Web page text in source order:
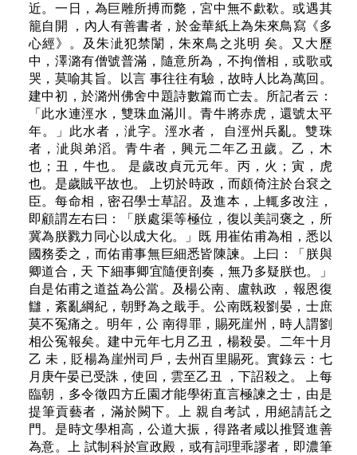
近。一日，為巨雕所搏而斃，宮中無不歔欷。或遇其
籠自開 ，內人有善書者，於金華紙上為朱來鳥寫《多
心經》。及朱泚犯禁闈，朱來鳥之兆明 矣。又大歷
中，澤潞有僧號普滿，隨意所為，不拘僧相，或歌或
哭，莫喻其旨。以言 事往往有驗，故時人比為萬回。
建中初，於潞州佛舍中題詩數篇而亡去。所記者云：
「此水連涇水，雙珠血滿川。青牛將赤虎，還號太平
年。」此水者，泚字。涇水者， 自涇州兵亂。雙珠
者，泚與弟滔。青牛者，興元二年乙丑歲。乙，木
也；丑，牛也。 是歲改貞元元年。丙，火；寅，虎
也。是歲賊平故也。 上切於時政，而頗倚注於台袞之
臣。每命相，密召學士草詔。及進本，上輒多改注，
即顧謂左右曰：「朕處渠等極位，復以美詞褒之，所
冀為朕戮力同心以成大化。」既 用崔佑甫為相，悉以
國務委之，而佑甫事無巨細悉皆陳諫。上曰：「朕與
卿道合，天 下細事卿宜隨便剖奏，無乃多疑朕也。」
自是佑甫之道益為公當。及楊公南、盧執政 ，報恩復
讎，紊亂綱紀，朝野為之戢手。公南既殺劉晏，士庶
莫不冤痛之。明年，公 南得罪，賜死崖州，時人謂劉
相公冤報矣。建中元年七月乙丑，楊殺晏。二年十月
乙 未，貶楊為崖州司戶，去州百里賜死。實錄云：七
月庚午晏已受誅，使回，雲至乙丑 ，下詔殺之。 上每
臨朝，多令徵四方丘園才能學術直言極諫之士，由是
提筆貢藝者，滿於闕下。上 親自考試，用絕請託之
門。是時文學相高，公道大振，得路者咸以推賢進善
為意。上 試制科於宣政殿，或有詞理乖謬者，即濃筆